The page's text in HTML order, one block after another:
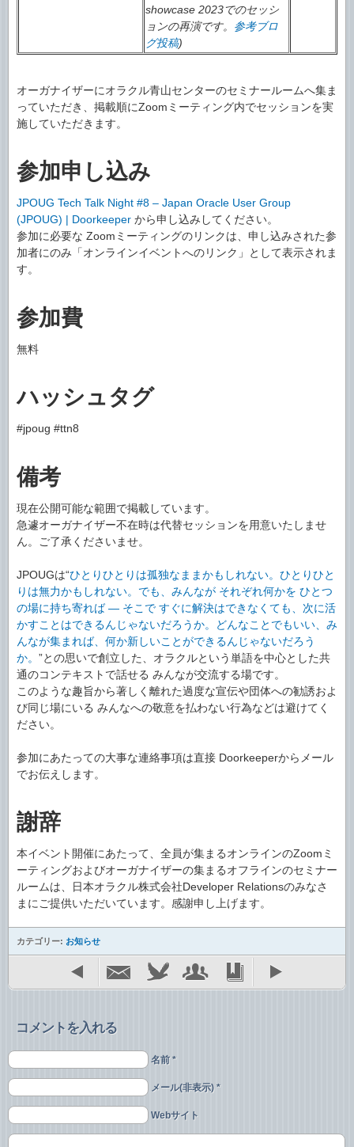
showcase 2023でのセッシ
ョンの再演です。 参考ブロ
グ投稿)​
オーガナイザーにオラクル青山センターのセミナールームへ集ま
っていただき、掲載順にZoomミーティング内でセッションを実
施していただきます。
参加申し込み
JPOUG Tech Talk Night #8 – Japan Oracle User Group
(JPOUG) | Doorkeeper から申し込みしてください。
参加に必要な Zoomミーティングのリンクは、申し込みされた参
加者にのみ「オンラインイベントへのリンク」として表示されま
す。
参加費
無料
ハッシュタグ
#jpoug #ttn8
備考
現在公開可能な範囲で掲載しています。
急遽オーガナイザー不在時は代替セッションを用意いたしませ
ん。ご了承くださいませ。
JPOUGは“ひとりひとりは孤独なままかもしれない。ひとりひと
りは無力かもしれない。でも、みんなが それぞれ何かを ひとつ
の場に持ち寄れば ― そこで すぐに解決はできなくても、次に活
かすことはできるんじゃないだろうか。どんなことでもいい、み
んなが集まれば、何か新しいことができるんじゃないだろう
か。 ”との思いで創立した、オラクルという単語を中心とした共
通のコンテキストで話せる みんなが交流する場です。
このような趣旨から著しく離れた過度な宣伝や団体への勧誘およ
び同じ場にいる みんなへの敬意を払わない行為などは避けてく
ださい。
参加にあたっての大事な連絡事項は直接 Doorkeeperからメール
でお伝えします。
謝辞
本イベント開催にあたって、全員が集まるオンラインのZoomミ
ーティングおよびオーガナイザーの集まるオフラインのセミナー
ルームは、日本オラクル株式会社Developer Relationsのみなさ
まにご提供いただいています。感謝申し上げます。
カテゴリー: お知らせ
コメントを入れる
名前 *
メール(非表示) *
Webサイト